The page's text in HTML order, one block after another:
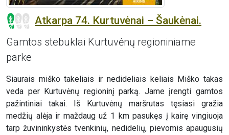
Atkarpa 74. Kurtuvėnai – Šaukėnai.
Gamtos stebuklai Kurtuvėnų regioniniame
parke
Siaurais miško takeliais ir nedideliais keliais Miško takas
veda per Kurtuvėnų regioninį parką. Jame įrengti gamtos
pažintiniai takai. Iš Kurtuvėnų maršrutas tęsiasi gražia
medžių alėja ir maždaug už 1 km pasukęs į kairę vingiuoja
tarp žuvininkystės tvenkinių, nedidelių, pievomis apaugusių